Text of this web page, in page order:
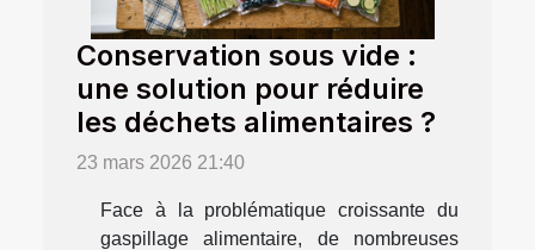
Conservation sous vide :
une solution pour réduire
les déchets alimentaires ?
23 mars 2026 21:40
Face à la problématique croissante du
gaspillage alimentaire, de nombreuses